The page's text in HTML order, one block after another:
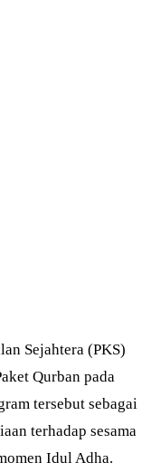
Sejahtera (PKS)
Qurban pada
tersebut sebagai
terhadap sesama
Idul Adha.